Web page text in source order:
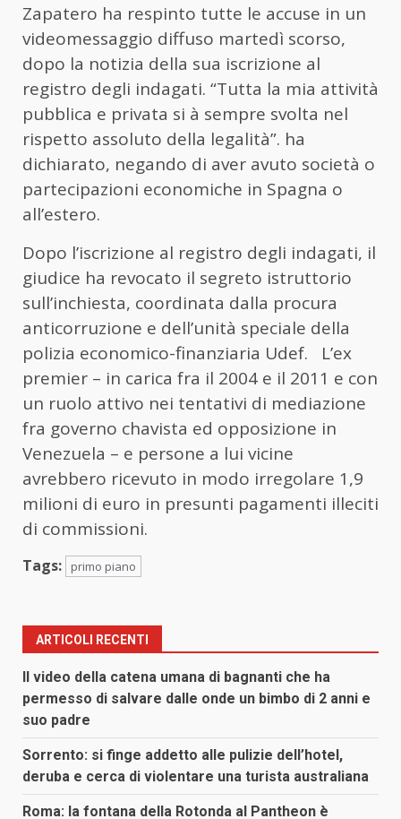
Zapatero ha respinto tutte le accuse in un
videomessaggio diffuso martedì scorso,
dopo la notizia della sua iscrizione al
registro degli indagati. “Tutta la mia attività
pubblica e privata si à sempre svolta nel
rispetto assoluto della legalità”. ha
dichiarato, negando di aver avuto società o
partecipazioni economiche in Spagna o
all’estero.
Dopo l’iscrizione al registro degli indagati, il
giudice ha revocato il segreto istruttorio
sull’inchiesta, coordinata dalla procura
anticorruzione e dell’unità speciale della
polizia economico-finanziaria Udef. L’ex
premier – in carica fra il 2004 e il 2011 e con
un ruolo attivo nei tentativi di mediazione
fra governo chavista ed opposizione in
Venezuela – e persone a lui vicine
avrebbero ricevuto in modo irregolare 1,9
milioni di euro in presunti pagamenti illeciti
di commissioni.
Tags: primo piano
ARTICOLI RECENTI
Il video della catena umana di bagnanti che ha
permesso di salvare dalle onde un bimbo di 2 anni e
suo padre
Sorrento: si finge addetto alle pulizie dell’hotel,
deruba e cerca di violentare una turista australiana
Roma: la fontana della Rotonda al Pantheon è